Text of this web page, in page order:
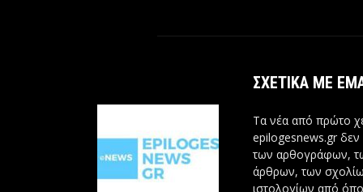
ΣΧΕΤΙΚΆ ΜΕ
Τα νέα από πρώτο
epilogesnews.gr δεν
των αρθογράφων,
άρθρων, των
ιστολογίων από